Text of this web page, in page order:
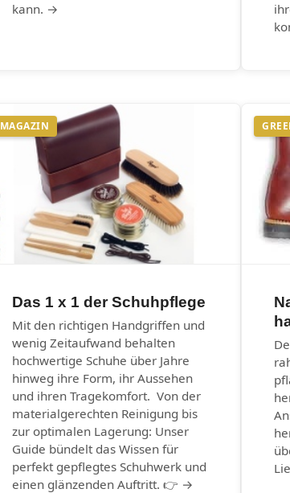
kann. →
MAGAZIN
Das 1 x 1 der Schuhpflege
Mit den richtigen Handgriffen und
wenig Zeitaufwand behalten
hochwertige Schuhe über Jahre
hinweg ihre Form, ihr Aussehen
und ihren Tragekomfort. Von der
materialgerechten Reinigung bis
zur optimalen Lagerung: Unser
Guide bündelt das Wissen für
perfekt gepflegtes Schuhwerk und
einen glänzenden Auftritt. 👉 →